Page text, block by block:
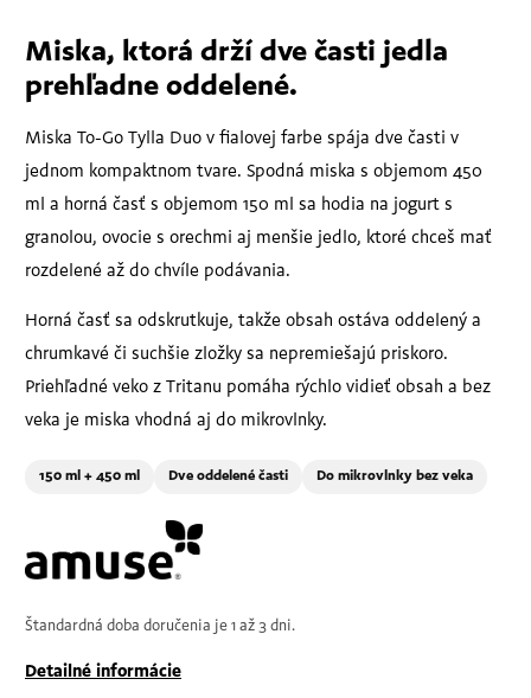
Miska, ktorá drží dve časti jedla
prehľadne oddelené.
Miska To-Go Tylla Duo v fialovej farbe spája dve časti v
jednom kompaktnom tvare. Spodná miska s objemom 450
ml a horná časť s objemom 150 ml sa hodia na jogurt s
granolou, ovocie s orechmi aj menšie jedlo, ktoré chceš mať
rozdelené až do chvíle podávania.
Horná časť sa odskrutkuje, takže obsah ostáva oddelený a
chrumkavé či suchšie zložky sa nepremiešajú priskoro.
Priehľadné veko z Tritanu pomáha rýchlo vidieť obsah a bez
veka je miska vhodná aj do mikrovlnky.
150 ml + 450 ml Dve oddelené časti Do mikrovlnky bez veka
Štandardná doba doručenia je 1 až 3 dni.
Detailné informácie